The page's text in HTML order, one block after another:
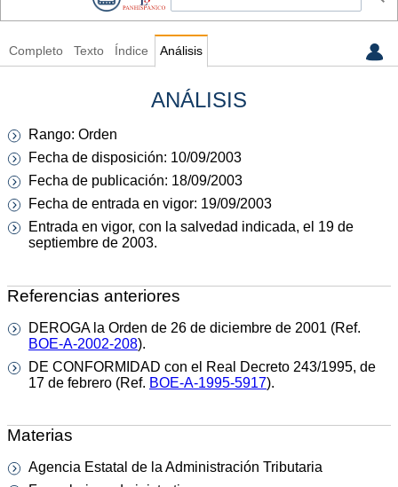
Completo Texto Índice Análisis
ANÁLISIS
Rango: Orden
Fecha de disposición: 10/09/2003
Fecha de publicación: 18/09/2003
Fecha de entrada en vigor: 19/09/2003
Entrada en vigor, con la salvedad indicada, el 19 de
septiembre de 2003.
Referencias anteriores
DEROGA la Orden de 26 de diciembre de 2001 (Ref.
BOE-A-2002-208).
DE CONFORMIDAD con el Real Decreto 243/1995, de
17 de febrero (Ref. BOE-A-1995-5917).
Materias
Agencia Estatal de la Administración Tributaria